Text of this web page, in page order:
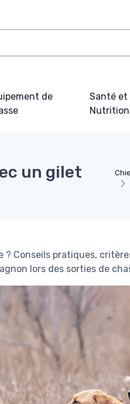
de
Santé et
Nutrition
un gilet
Conseils pratiques,
lors des sorties de